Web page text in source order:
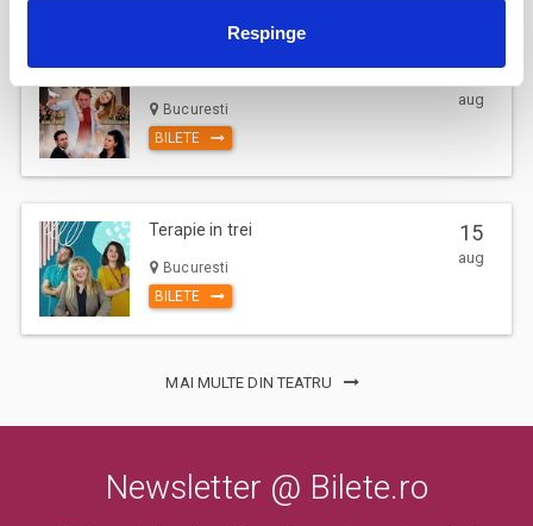
Respinge
Burlac la 40 de ani
Bucuresti
BILETE
14
aug
Terapie in trei
Bucuresti
BILETE
15
aug
MAI MULTE DIN TEATRU
Newsletter @ Bilete.ro